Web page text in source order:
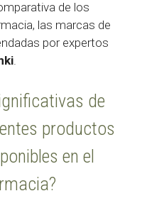
de los
las marcas de
por expertos
de
productos
en el